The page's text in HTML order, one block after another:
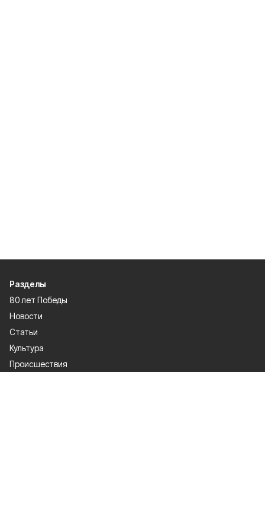
Разделы
80 лет Победы
Новости
Статьи
Культура
Происшествия